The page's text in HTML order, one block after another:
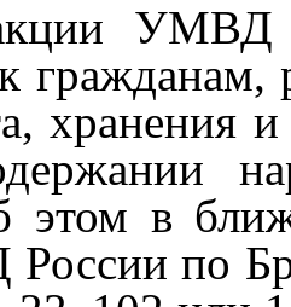
УМВД
хранения
этом в
по